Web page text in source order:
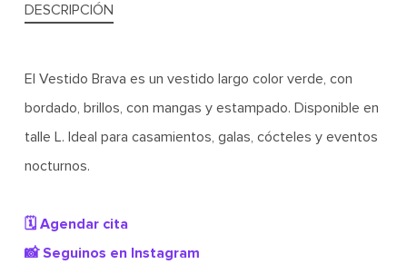
DESCRIPCIÓN
El Vestido Brava es un vestido largo color verde, con
bordado, brillos, con mangas y estampado. Disponible en
talle L. Ideal para casamientos, galas, cócteles y eventos
nocturnos.
🗓️ Agendar cita
📸 Seguinos en Instagram